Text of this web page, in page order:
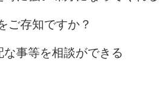
ご存知ですか？
事等を相談ができる